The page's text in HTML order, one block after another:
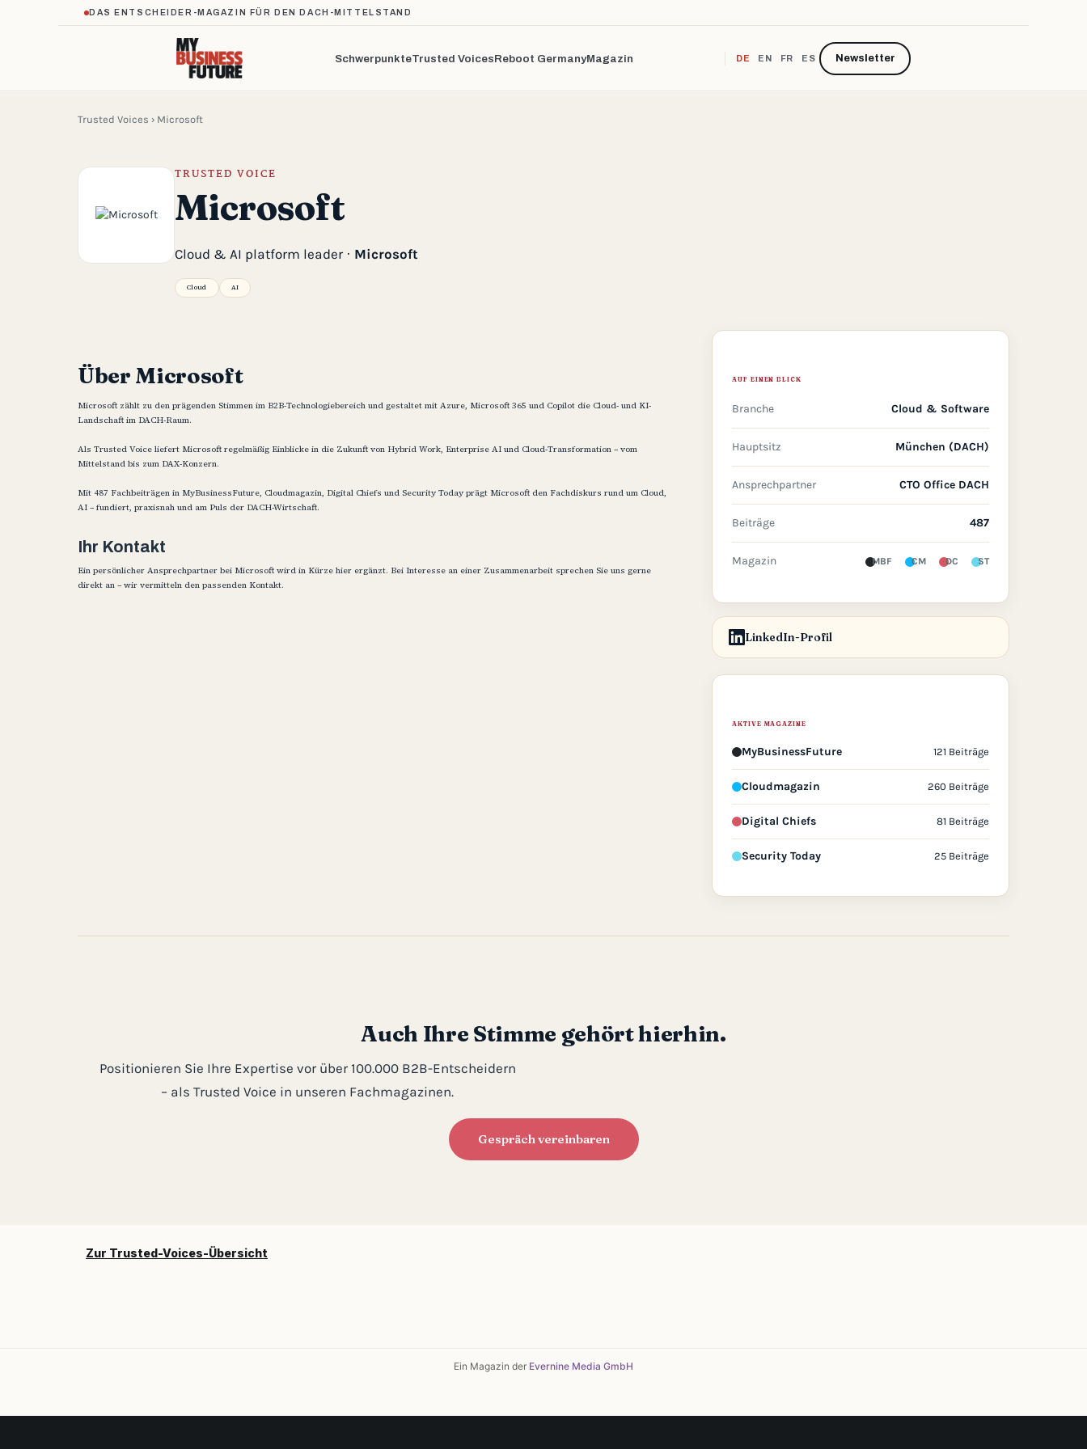
Trusted Voices › Microsoft
TRUSTED VOICE
Microsoft
Cloud & AI platform leader · Microsoft
Cloud AI
Über Microsoft
Microsoft zählt zu den prägenden Stimmen im B2B-Technologiebereich und gestaltet mit Azure, Microsoft 365 und Copilot die Cloud- und KI-
Landschaft im DACH-Raum.
Als Trusted Voice liefert Microsoft regelmäßig Einblicke in die Zukunft von Hybrid Work, Enterprise AI und Cloud-Transformation – vom
Mittelstand bis zum DAX-Konzern.
Mit 487 Fachbeiträgen in MyBusinessFuture, Cloudmagazin, Digital Chiefs und Security Today prägt Microsoft den Fachdiskurs rund um Cloud,
AI – fundiert, praxisnah und am Puls der DACH-Wirtschaft.
Ihr Kontakt
Ein persönlicher Ansprechpartner bei Microsoft wird in Kürze hier ergänzt. Bei Interesse an einer Zusammenarbeit sprechen Sie uns gerne
direkt an – wir vermitteln den passenden Kontakt.
AUF EINEN BLICK
Branche Cloud & Software
Hauptsitz München (DACH)
Ansprechpartner CTO Office DACH
Beiträge 487
Magazin MBF CM DC ST
LinkedIn-Profil
AKTIVE MAGAZINE
MyBusinessFuture 121 Beiträge
Cloudmagazin 260 Beiträge
Digital Chiefs 81 Beiträge
Security Today 25 Beiträge
Auch Ihre Stimme gehört hierhin.
Positionieren Sie Ihre Expertise vor über 100.000 B2B-Entscheidern
– als Trusted Voice in unseren Fachmagazinen.
Gespräch vereinbaren
Zur Trusted-Voices-Übersicht
Ein Magazin der Evernine Media GmbH
DAS ENTSCHEIDER-MAGAZIN FÜR DEN DACH-MITTELSTAND
SchwerpunkteTrusted VoicesReboot GermanyMagazin DE EN FR ES Newsletter